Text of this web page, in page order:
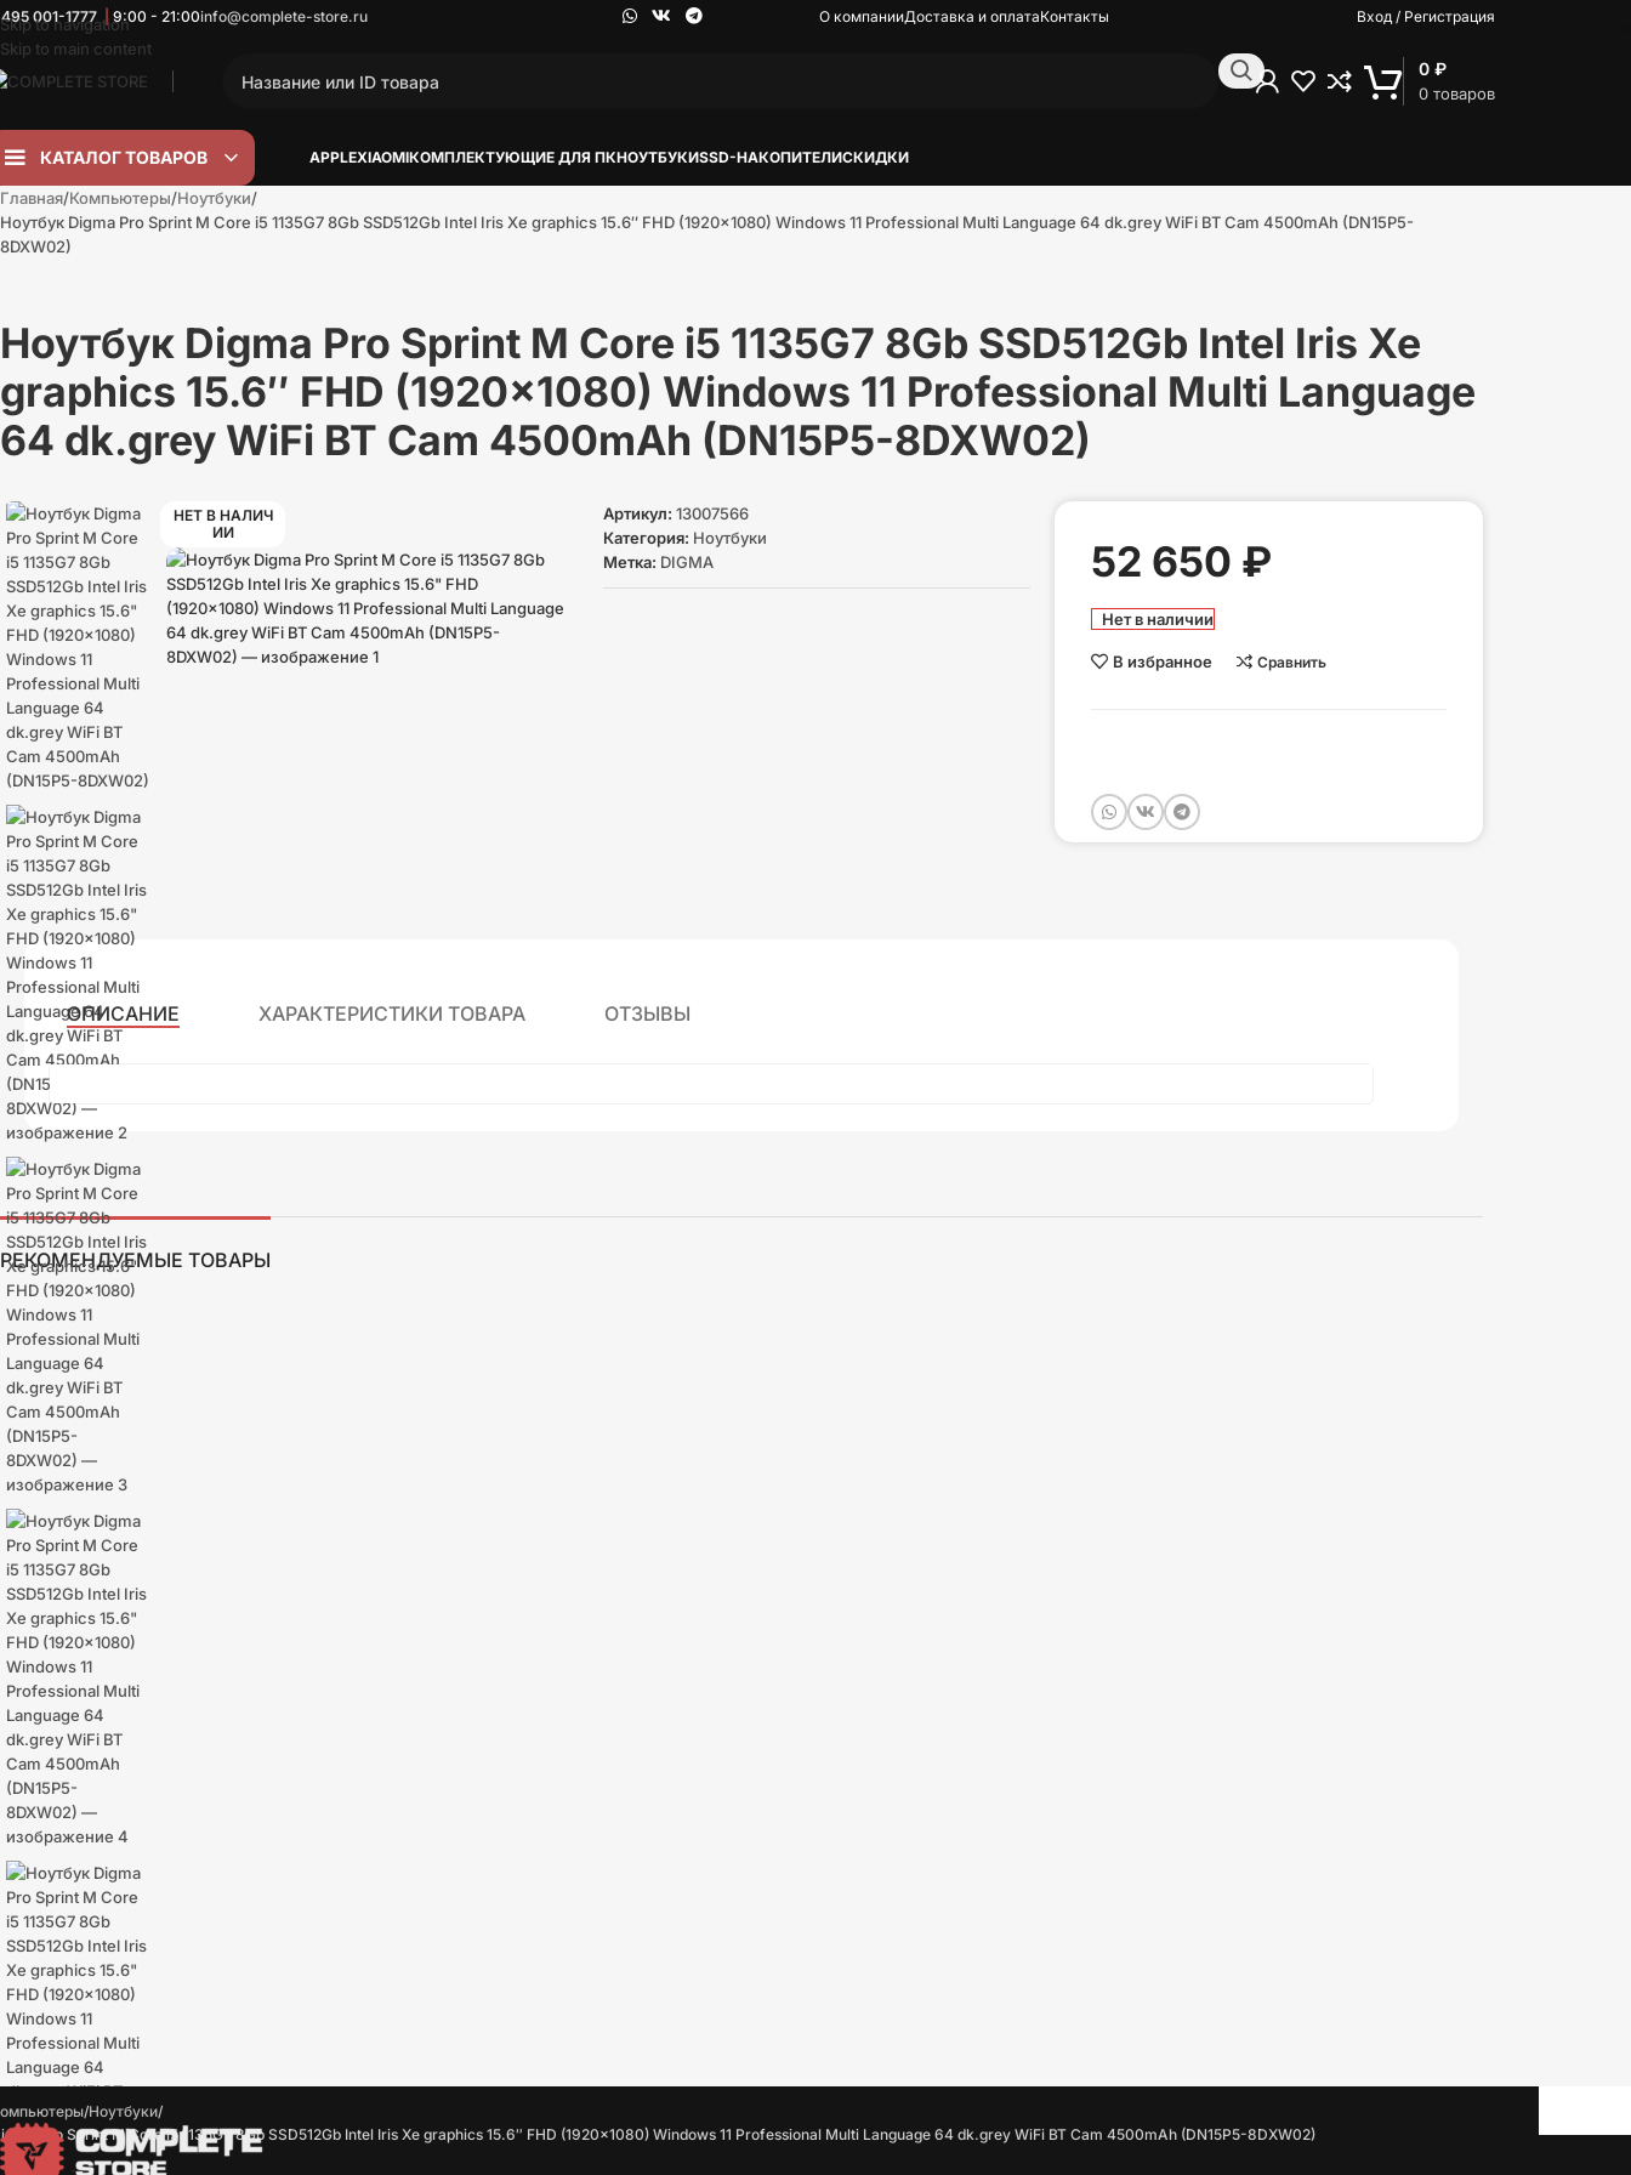
Skip to navigation
Skip to main content
001-1777 | 9:00 - 21:00info@complete-store.ru О компанииДоставка и оплатаКонтакты Вход / Регистрация
0 товаров
0 ₽
КАТАЛОГ ТОВАРОВ APPLEXIAOMIКОМПЛЕКТУЮЩИЕ ДЛЯ ПКНОУТБУКИSSD-НАКОПИТЕЛИСКИДКИ
Главная Компьютеры Ноутбуки
Ноутбук Digma Pro Sprint M Core i5 1135G7 8Gb SSD512Gb Intel Iris Xe graphics 15.6″ FHD (1920×1080) Windows 11 Professional Multi Language 64 dk.grey WiFi BT Cam 4500mAh (DN15P5-
8DXW02)
Ноутбук Digma Pro Sprint M Core i5 1135G7 8Gb SSD512Gb Intel Iris Xe
graphics 15.6″ FHD (1920×1080) Windows 11 Professional Multi Language
64 dk.grey WiFi BT Cam 4500mAh (DN15P5-8DXW02)
НЕТ В НАЛИЧ
ИИ
Артикул: 13007566
Категория: Ноутбуки
Метка: DIGMA 52 650 ₽
Нет в наличии
В избранное Сравнить
ОПИСАНИЕ ХАРАКТЕРИСТИКИ ТОВАРА ОТЗЫВЫ
РЕКОМЕНДУЕМЫЕ ТОВАРЫ
Ноутбуки
Pro Sprint M Core i5 1135G7 8Gb SSD512Gb Intel Iris Xe graphics 15.6″ FHD (1920×1080) Windows 11 Professional Multi Language 64 dk.grey WiFi BT Cam 4500mAh (DN15P5-8DXW02)
Основное меню